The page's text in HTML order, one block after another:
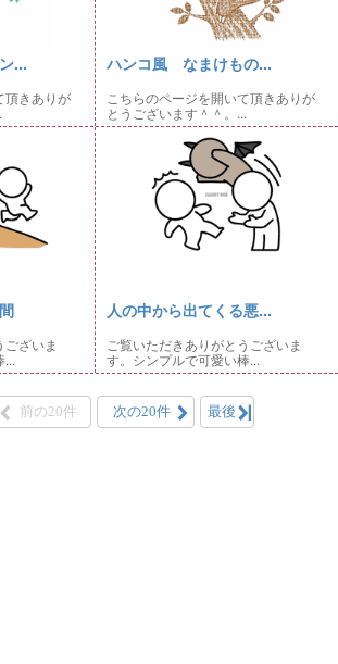
...
頂きありが
ハンコ風 なまけもの...
こちらのページを開いて頂きありが
とうございます＾＾。...
ございま
...
人の中から出てくる悪...
ご覧いただきありがとうございま
す。シンプルで可愛い棒...
前の20件 次の20件 最後